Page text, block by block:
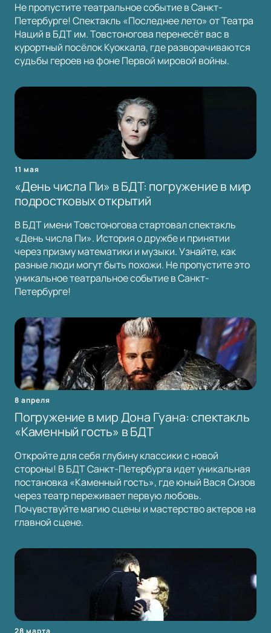
Не пропустите театральное событие в Санкт-
Петербурге! Спектакль «Последнее лето» от Театра
Наций в БДТ им. Товстоногова перенесёт вас в
курортный посёлок Куоккала, где разворачиваются
судьбы героев на фоне Первой мировой войны.
11 мая
«День числа Пи» в БДТ: погружение в мир
подростковых открытий
В БДТ имени Товстоногова стартовал спектакль
«День числа Пи». История о дружбе и принятии
через призму математики и музыки. Узнайте, как
разные люди могут быть похожи. Не пропустите это
уникальное театральное событие в Санкт-
Петербурге!
8 апреля
Погружение в мир Дона Гуана: спектакль
«Каменный гость» в БДТ
Откройте для себя глубину классики с новой
стороны! В БДТ Санкт-Петербурга идет уникальная
постановка «Каменный гость», где юный Вася Сизов
через театр переживает первую любовь.
Почувствуйте магию сцены и мастерство актеров на
главной сцене.